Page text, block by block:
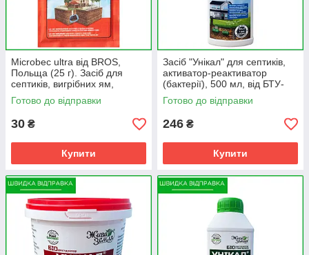
Microbec ultra від BROS,
Польща (25 г). Засіб для
септиків, вигрібних ям,
каналізаційних труб.
Готово до відправки
30 ₴
Купити
Засіб "Унікал" для септиків,
активатор-реактиватор
(бактерії), 500 мл, від БТУ-
Центр, Україна
Готово до відправки
246 ₴
Купити